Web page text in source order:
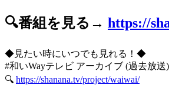
🔍番組を見る→ https://
◆見たい時にいつでも見れる！◆
#和いWayテレビ アーカイブ (過去放送)
🔍 https://shanana.tv/project/waiwai/